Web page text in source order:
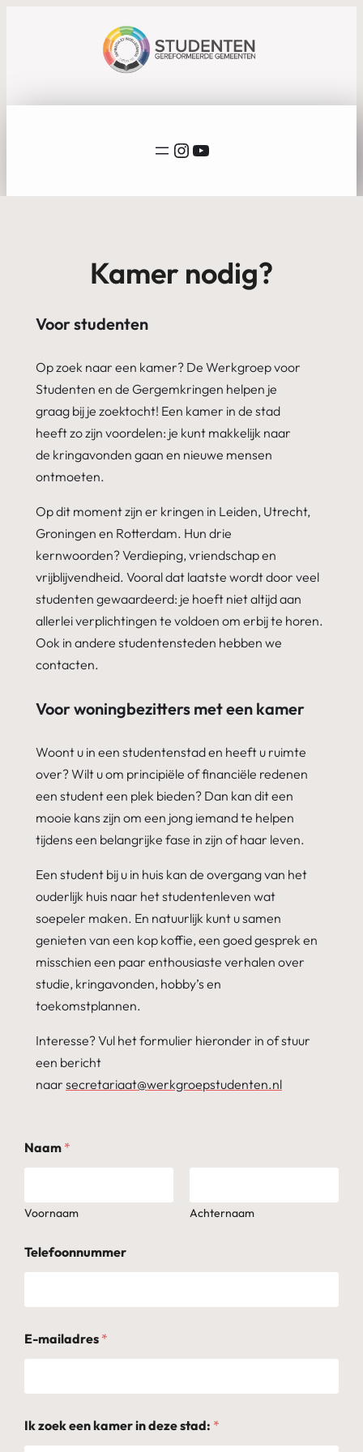
Instagram
YouTube
Kamer nodig?
Voor studenten
Op zoek naar een kamer? De Werkgroep voor
Studenten en de Gergemkringen helpen je
graag bij je zoektocht! Een kamer in de stad
heeft zo zijn voordelen: je kunt makkelijk naar
de kringavonden gaan en nieuwe mensen
ontmoeten.
Op dit moment zijn er kringen in Leiden, Utrecht,
Groningen en Rotterdam. Hun drie
kernwoorden?Verdieping, vriendschap en
vrijblijvendheid. Vooral dat laatste wordt door veel
studenten gewaardeerd: je hoeft niet altijd aan
allerlei verplichtingen te voldoen om erbij te horen.
Ook in andere studentensteden hebben we
contacten.
Voor woningbezitters met een kamer
Woont u in een studentenstad en heeft u ruimte
over? Wilt u om principiële of financiële redenen
een student een plek bieden? Dan kan dit een
mooie kans zijn om een jong iemand te helpen
tijdens een belangrijke fase in zijn of haar leven.
Een student bij u in huis kan de overgang van het
ouderlijk huis naar het studentenleven wat
soepeler maken. En natuurlijk kunt u samen
genieten van een kop koffie, een goed gesprek en
misschien een paar enthousiaste verhalen over
studie, kringavonden, hobby’s en
toekomstplannen.
Interesse? Vul het formulier hieronder in of stuur
een bericht
naar secretariaat@werkgroepstudenten.nl
Naam *
Voornaam Achternaam
Telefoonnummer
E-mailadres *
e
n
Ik zoek een kamer in deze stad: *